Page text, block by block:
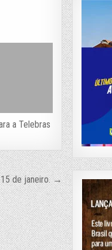
a Telebras
de janeiro. →